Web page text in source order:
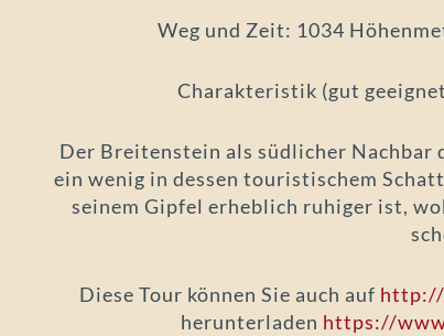
Weg und Zeit: 1034
Charakteristik (gut
Der Breitenstein als südlicher Nachbar
ein wenig in dessen touristischem
seinem Gipfel erheblich ruhiger ist,
Diese Tour können Sie auch auf http://
herunterladen https://